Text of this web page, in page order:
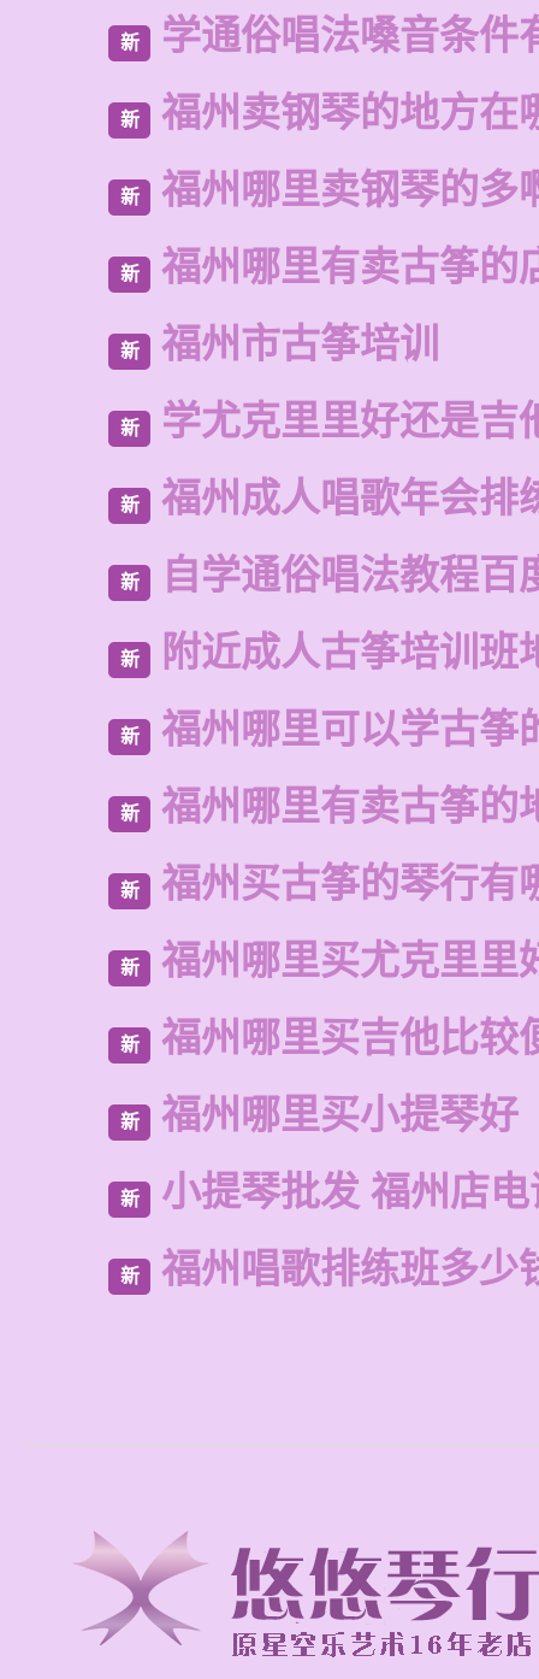
新 学通俗唱法嗓音条件
新 福州卖钢琴的地方在
新 福州哪里卖钢琴的多
新 福州哪里有卖古筝的
新 福州市古筝培训
新 学尤克里里好还是吉
新 福州成人唱歌年会排
新 自学通俗唱法教程百
新 附近成人古筝培训班
新 福州哪里可以学古筝
新 福州哪里有卖古筝的
新 福州买古筝的琴行有
新 福州哪里买尤克里里
新 福州哪里买吉他比较
新 福州哪里买小提琴好
新 小提琴批发 福州店
新 福州唱歌排练班多少